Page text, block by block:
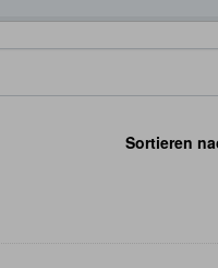
Sortieren